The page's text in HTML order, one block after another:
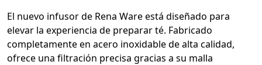
El nuevo infusor de Rena Ware está diseñado para
elevar la experiencia de preparar té. Fabricado
completamente en acero inoxidable de alta calidad,
ofrece una filtración precisa gracias a su malla